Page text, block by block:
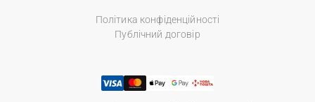
Політика конфіденційності
Публічний договір